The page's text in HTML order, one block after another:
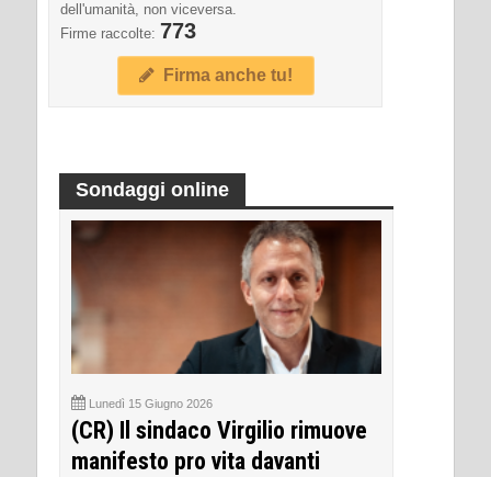
dell'umanità, non viceversa.
Firme raccolte: 773
Firma anche tu!
Sondaggi online
Lunedì 15 Giugno 2026
(CR) Il sindaco Virgilio rimuove
manifesto pro vita davanti